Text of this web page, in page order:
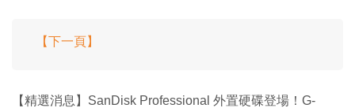
【下一頁】
【精選消息】SanDisk Professional 外置硬碟登場！G-